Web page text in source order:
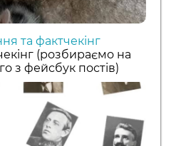
та фактчекінг
(розбираємо на
з фейсбук постів)